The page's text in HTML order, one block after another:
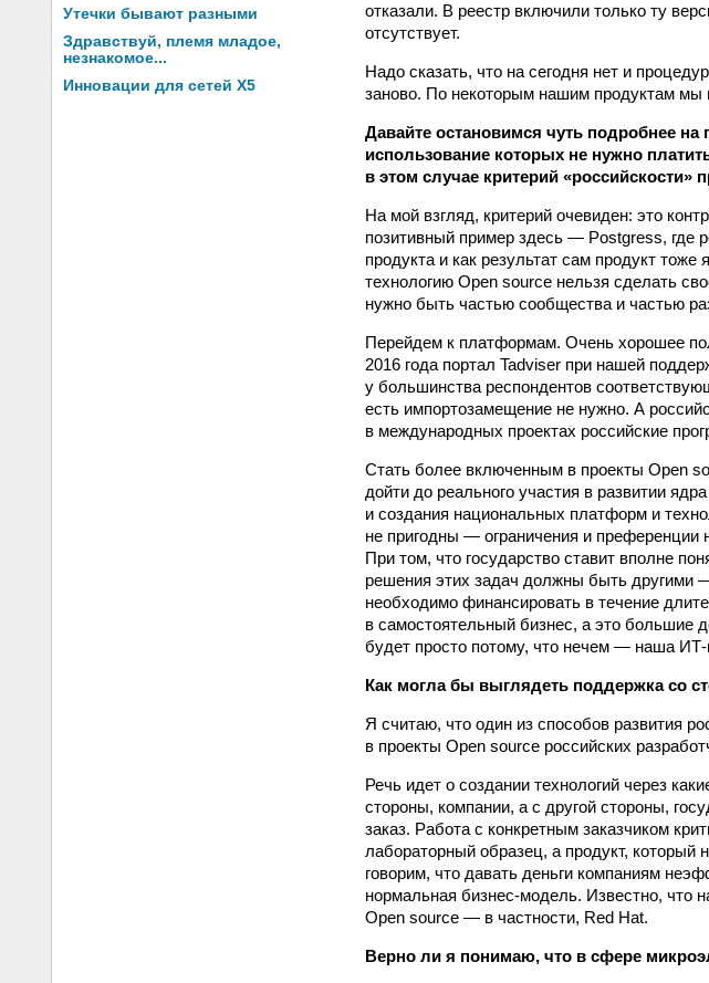
Утечки бывают разными
Здравствуй, племя младое,
незнакомое...
Инновации для сетей X5
отказали. В реестр включили только ту
отсутствует.
Надо сказать, что на сегодня нет и
заново. По некоторым нашим продуктам мы
Давайте остановимся чуть подробнее
использование которых не нужно
в этом случае критерий «российскости»
На мой взгляд, критерий очевиден: это
позитивный пример здесь — Postgress, где
продукта и как результат сам продукт
технологию Open source нельзя сделать
нужно быть частью сообщества и частью
Перейдем к платформам. Очень хорошее
2016 года портал Tadviser при нашей
у большинства респондентов
есть импортозамещение не нужно. А
в международных проектах российские
Стать более включенным в проекты Open
дойти до реального участия в развитии
и создания национальных платформ и
не пригодны — ограничения и преференции
При том, что государство ставит вполне
решения этих задач должны быть
необходимо финансировать в течение
в самостоятельный бизнес, а это большие
будет просто потому, что нечем — наша ИТ-
Как могла бы выглядеть поддержка со
Я считаю, что один из способов развития
в проекты Open source российских
Речь идет о создании технологий через
стороны, компании, а с другой стороны,
заказ. Работа с конкретным заказчиком
лабораторный образец, а продукт,
говорим, что давать деньги компаниям
нормальная бизнес-модель. Известно, что
Open source — в частности, Red Hat.
Верно ли я понимаю, что в сфере